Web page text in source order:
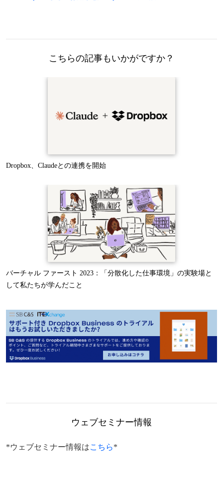
こちらの記事もいかがですか？
Dropbox、Claudeとの連携を開始
バーチャル ファースト 2023：「分散化した仕事環境」の実験場と
して私たちが学んだこと
ウェブセミナー情報
*ウェブセミナー情報はこちら*